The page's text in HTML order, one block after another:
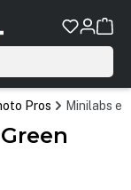
Pros Minilabs